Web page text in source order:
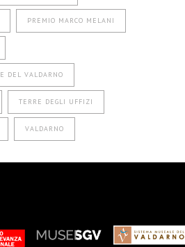
PREMIO MARCO MELANI
DEL VALDARNO
TERRE DEGLI UFFIZI
VALDARNO